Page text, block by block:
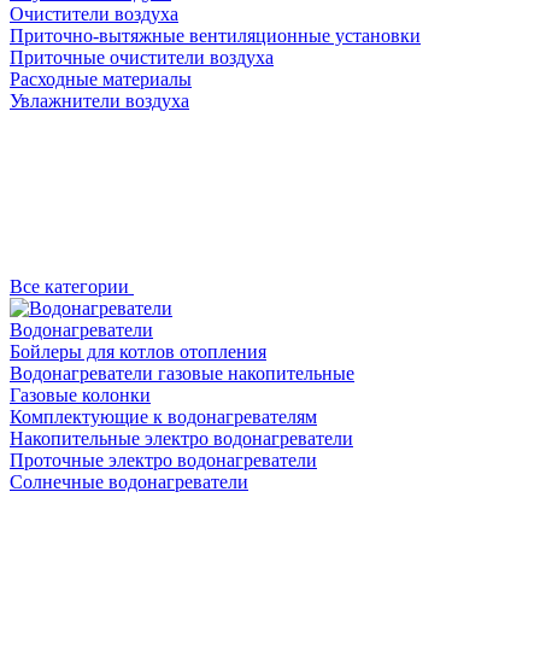
Очистители воздуха
Приточно-вытяжные вентиляционные установки
Приточные очистители воздуха
Расходные материалы
Увлажнители воздуха
Все категории
Водонагреватели
Бойлеры для котлов отопления
Водонагреватели газовые накопительные
Газовые колонки
Комплектующие к водонагревателям
Накопительные электро водонагреватели
Проточные электро водонагреватели
Солнечные водонагреватели